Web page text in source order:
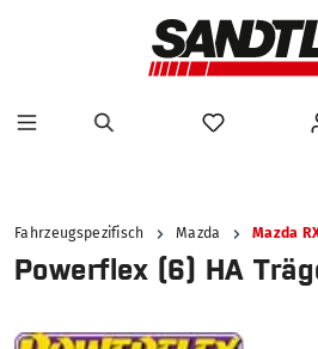
Fahrzeugspezifisch Mazda Mazda
Powerflex (6) HA